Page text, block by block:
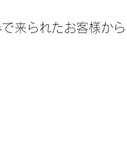
来られたお客様か